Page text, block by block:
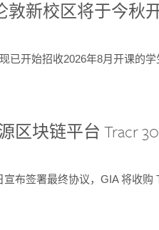
敦新校区将于今秋
已开始招收2026年8月开课的学
区块链平台 Tracr
布签署最终协议，GIA 将收购